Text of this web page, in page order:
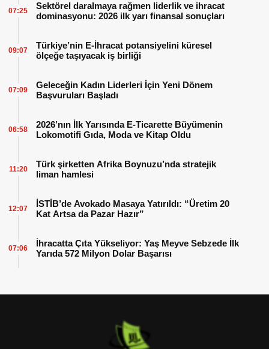
Sektörel daralmaya rağmen liderlik ve ihracat
dominasyonu: 2026 ilk yarı finansal sonuçları
07:25
Türkiye’nin E-İhracat potansiyelini küresel
ölçeğe taşıyacak iş birliği
09:07
Geleceğin Kadın Liderleri İçin Yeni Dönem
Başvuruları Başladı
07:09
2026’nın İlk Yarısında E-Ticarette Büyümenin
Lokomotifi Gıda, Moda ve Kitap Oldu
06:58
Türk şirketten Afrika Boynuzu’nda stratejik
liman hamlesi
11:20
İSTİB’de Avokado Masaya Yatırıldı: “Üretim 20
Kat Artsa da Pazar Hazır”
12:07
İhracatta Çıta Yükseliyor: Yaş Meyve Sebzede İlk
Yarıda 572 Milyon Dolar Başarısı
07:06